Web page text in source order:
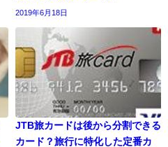
2019年6月18日
JTB旅カードは後から分割できる
カード？旅行に特化した定番カ